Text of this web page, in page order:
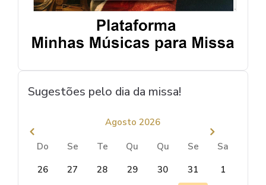
Sugestões pelo dia da missa!
Agosto 2026
Do Se Te Qu Qu Se
Sa
26
27 28 29 30 31 1